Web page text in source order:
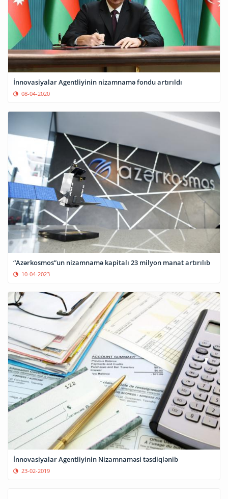
İnnovasiyalar Agentliyinin nizamnamə fondu artırıldı
08-04-2020
“Azərkosmos”un nizamnamə kapitalı 23 milyon manat artırılıb
10-04-2023
İnnovasiyalar Agentliyinin Nizamnaməsi təsdiqlənib
23-02-2019